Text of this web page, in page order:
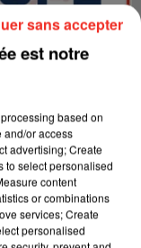
Voir plus
est notre
based on
and/or access
advertising; Create
to select personalised
content
or combinations
services; Create
personalised
sans accepter